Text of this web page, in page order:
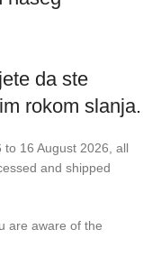
da ste
rokom slanja.
to 16 August 2026, all
and shipped
are aware of the